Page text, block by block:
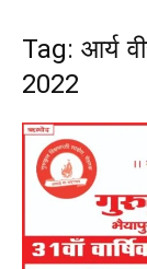
Tag: आर्य
2022